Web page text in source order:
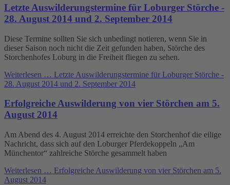
Letzte Auswilderungstermine für Loburger Störche -
28. August 2014 und 2. September 2014
Diese Termine sollten Sie sich unbedingt notieren, wenn Sie in
dieser Saison noch nicht die Zeit gefunden haben, Störche des
Storchenhofes Loburg in die Freiheit fliegen zu sehen.
Weiterlesen … Letzte Auswilderungstermine für Loburger Störche -
28. August 2014 und 2. September 2014
Erfolgreiche Auswilderung von vier Störchen am 5.
August 2014
Am Abend des 4. August 2014 erreichte den Storchenhof die eilige
Nachricht, dass sich auf den Loburger Pferdekoppeln „Am
Münchentor“ zahlreiche Störche gesammelt haben
Weiterlesen … Erfolgreiche Auswilderung von vier Störchen am 5.
August 2014